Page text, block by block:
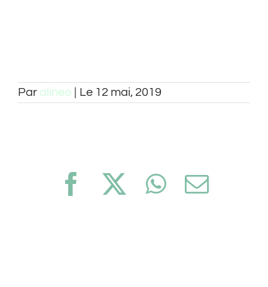
Par alineo Le 12 mai, 2019
Facebook
X WhatsApp
Email